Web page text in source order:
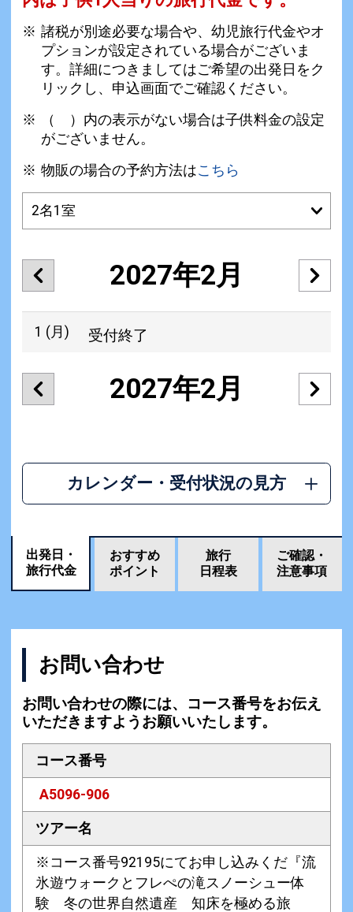
諸税が別途必要な場合や、幼児旅行代金やオ
プションが設定されている場合がございま
す。詳細につきましてはご希望の出発日をク
リックし、申込画面でご確認ください。
（ ）内の表示がない場合は子供料金の設定
がございません。
物販の場合の予約方法はこちら
2027年2月
1 (月) 受付終了
2027年2月
カレンダー・受付状況の見方
出発日・
旅行代金
おすすめ
ポイント
旅行
日程表
ご確認・
注意事項
お問い合わせ
お問い合わせの際には、コース番号をお伝え
いただきますようお願いいたします。
コース番号
A5096-906
ツアー名
※コース番号92195にてお申し込みくだ『流
氷遊ウォークとフレぺの滝スノーシュー体
験 冬の世界自然遺産 知床を極める旅